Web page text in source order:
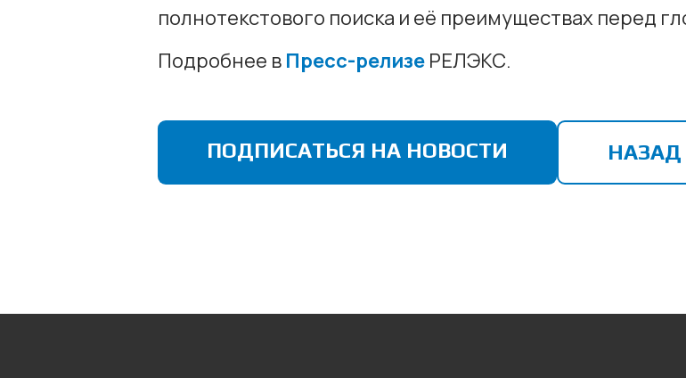
полнотекстового поиска и её преимуществах перед
Подробнее в Пресс-релизе РЕЛЭКС.
ПОДПИСАТЬСЯ НА НОВОСТИ НАЗАД